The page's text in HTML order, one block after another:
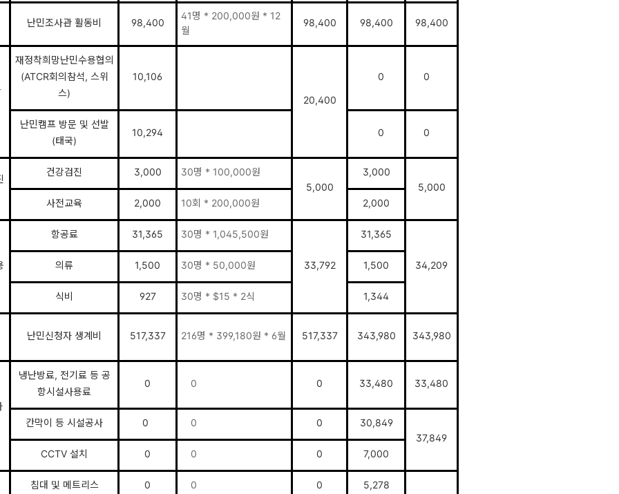
난민조사관 활동비 98,400
41명 * 200,000원 * 12
월
98,400 98,400 98,400
재정착희망난민수용협의
(ATCR회의참석, 스위
스)
10,106
20,400
0 0
난민캠프 방문 및 선발
(태국)
10,294 0 0
건강검진 3,000
30명 * 100,000원
5,000
3,000
5,000
사전교육
2,000 10회 * 200,000원 2,000
항공료 31,365 30명 * 1,045,500원
33,792
31,365
34,209
의류 1,500 30명 * 50,000원 1,500
식비 927 30명 * $15 * 2식 1,344
난민신청자 생계비 517,337 216명 * 399,180원 * 6월 517,337 343,980 343,980
냉난방료, 전기료 등 공
항시설사용료
0 0 0 33,480 33,480
칸막이 등 시설공사 0 0 0
30,849
37,849
CCTV 설치
0 0 0 7,000
침대 및 메트리스 0 0 0 5,278